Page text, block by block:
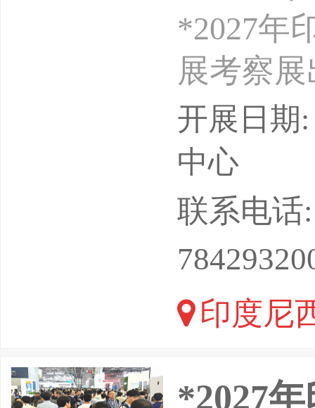
*2027年
展考察展
雅加达
位：北
可+VX：
节省成
观展考
**科技的
开展日期
中心
联系电话
印度尼
*2027